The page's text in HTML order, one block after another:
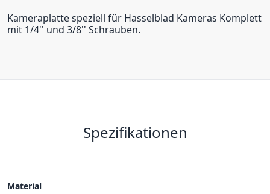
Kameraplatte speziell für Hasselblad Kameras Komplett
mit 1/4'' und 3/8'' Schrauben.
Spezifikationen
Material